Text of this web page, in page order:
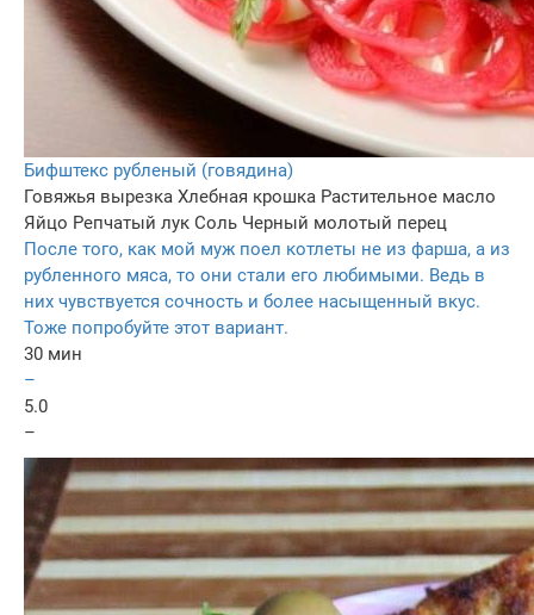
Бифштекс рубленый (говядина)
Говяжья вырезка Хлебная крошка Растительное масло
Яйцо Репчатый лук Соль Черный молотый перец
После того, как мой муж поел котлеты не из фарша, а из
рубленного мяса, то они стали его любимыми. Ведь в
них чувствуется сочность и более насыщенный вкус.
Тоже попробуйте этот вариант.
30 мин
–
5.0
–